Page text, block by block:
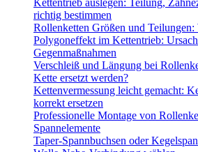
Kettentrieb auslegen: Teilung,
richtig bestimmen
Rollenketten Größen und Teilungen:
Polygoneffekt im Kettentrieb:
Gegenmaßnahmen
Verschleiß und Längung bei
Kette ersetzt werden?
Kettenvermessung leicht gemacht:
korrekt ersetzen
Professionelle Montage von
Spannelemente
Taper-Spannbuchsen oder